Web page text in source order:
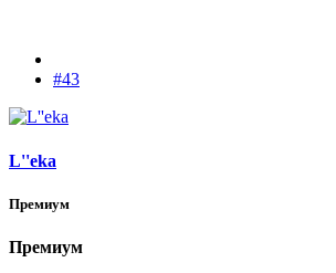
#43
L''eka
Премиум
Премиум